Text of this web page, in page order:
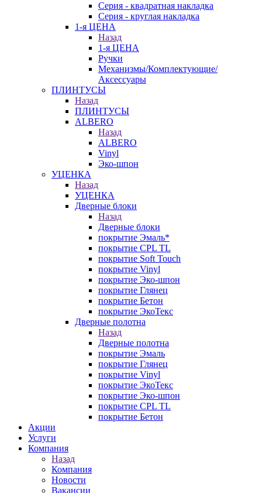
Серия - квадратная накладка
Серия - круглая накладка
1-я ЦЕНА
Назад
1-я ЦЕНА
Ручки
Механизмы/Комплектующие/
Аксессуары
ПЛИНТУСЫ
Назад
ПЛИНТУСЫ
ALBERO
Назад
ALBERO
Vinyl
Эко-шпон
УЦЕНКА
Назад
УЦЕНКА
Дверные блоки
Назад
Дверные блоки
покрытие Эмаль*
покрытие CPL TL
покрытие Soft Touch
покрытие Vinyl
покрытие Эко-шпон
покрытие Глянец
покрытие Бетон
покрытие ЭкоТекс
Дверные полотна
Назад
Дверные полотна
покрытие Эмаль
покрытие Глянец
покрытие Vinyl
покрытие ЭкоТекс
покрытие Эко-шпон
покрытие CPL TL
покрытие Бетон
Акции
Услуги
Компания
Назад
Компания
Новости
Вакансии